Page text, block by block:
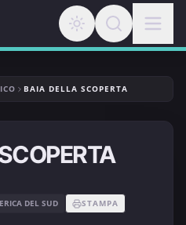
BAIA DELLA SCOPERTA
DEL SUD
STAMPA